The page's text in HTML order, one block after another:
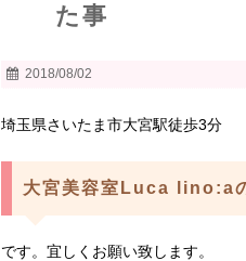
た事
2018/08/02
埼玉県さいたま市大宮駅徒歩3分
大宮美容室Luca lino:a
です。宜しくお願い致します。